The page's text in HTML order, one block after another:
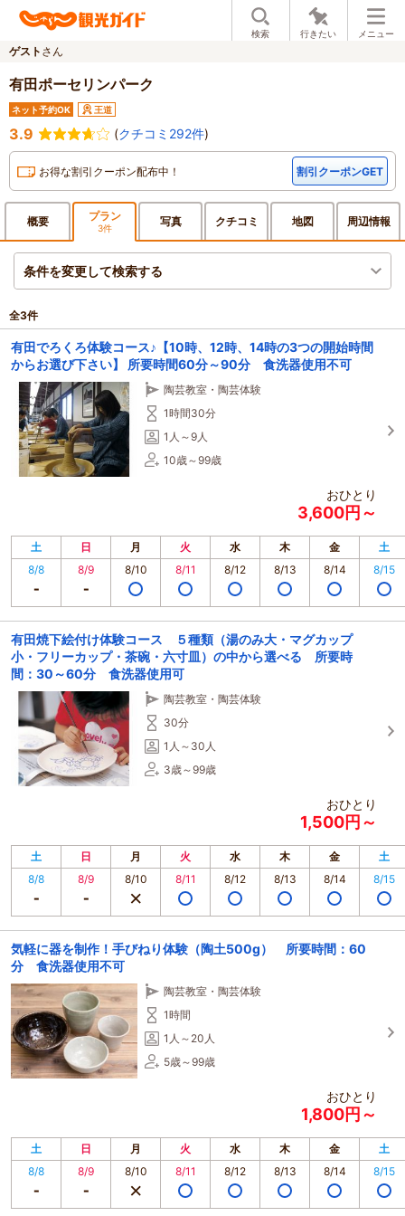
検索 行きたい メニュー
ゲスト さん
有田ポーセリンパーク
ネット予約OK 王道
3.9 (クチコミ292件)
お得な割引クーポン配布中！ 割引クーポンGET
概要 プラン
3件 写真 クチコミ 地図 周辺情報
条件を変更して検索する
全3件
有田でろくろ体験コース♪【10時、12時、14時の3つの開始時間
からお選び下さい】 所要時間60分～90分 食洗器使用不可
陶芸教室・陶芸体験
1時間30分
1人～9人
10歳～99歳
おひとり
3,600円～
土 日 月 火 水 木 金
土
8/8
8/9 8/10 8/11 8/12 8/13 8/14 8/15
有田焼下絵付け体験コース ５種類（湯のみ大・マグカップ
小・フリーカップ・茶碗・六寸皿）の中から選べる 所要時
間：30～60分 食洗器使用可
陶芸教室・陶芸体験
30分
1人～30人
3歳～99歳
おひとり
1,500円～
土 日 月 火 水 木 金
土
8/8
8/9 8/10 8/11 8/12 8/13 8/14 8/15
気軽に器を制作！手びねり体験（陶土500g） 所要時間：60
分 食洗器使用不可
陶芸教室・陶芸体験
1時間
1人～20人
5歳～99歳
おひとり
1,800円～
土 日 月 火 水 木 金
土
8/8
8/9 8/10 8/11 8/12 8/13 8/14 8/15